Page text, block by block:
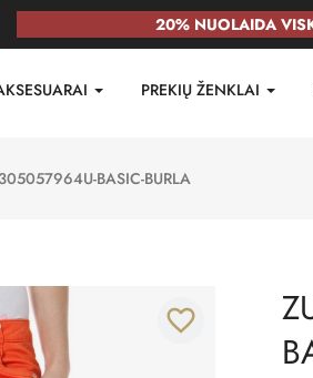
20% NUOLAIDA
PREKIŲ ŽENKLAI
BASIC-BURLA
favorite_border